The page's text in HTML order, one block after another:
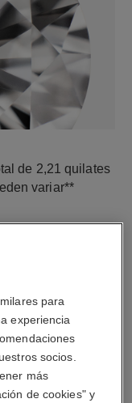
de 2,21 quilates
variar**
para
experiencia
socios.
más
de cookies" y